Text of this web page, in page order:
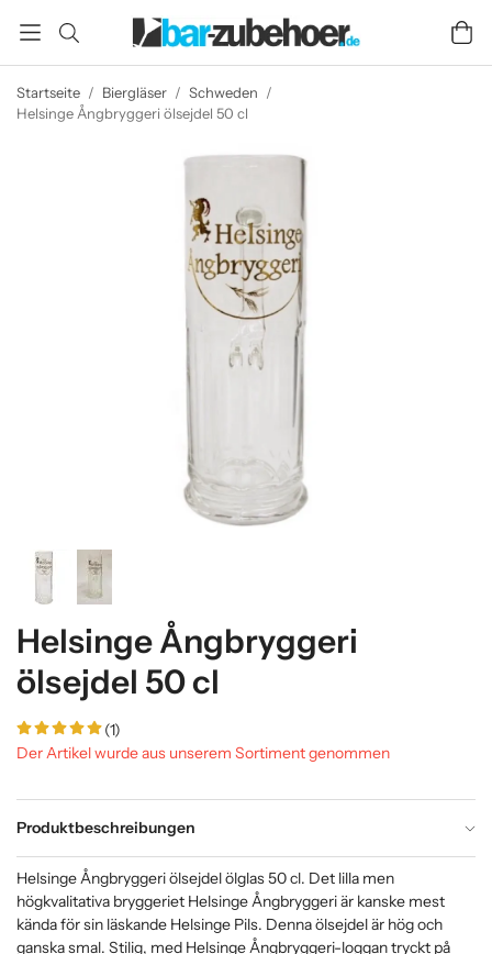
Startseite / Biergläser / Schweden /
Helsinge Ångbryggeri ölsejdel 50 cl
Helsinge Ångbryggeri
ölsejdel 50 cl
(1)
Der Artikel wurde aus unserem Sortiment genommen
Produktbeschreibungen
Helsinge Ångbryggeri ölsejdel ölglas 50 cl. Det lilla men
högkvalitativa bryggeriet Helsinge Ångbryggeri är kanske mest
kända för sin läskande Helsinge Pils. Denna ölsejdel är hög och
ganska smal. Stilig, med Helsinge Ångbryggeri-loggan tryckt på